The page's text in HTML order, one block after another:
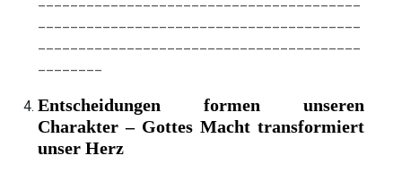
Entscheidungen formen unseren
Charakter – Gottes Macht transformiert
unser Herz